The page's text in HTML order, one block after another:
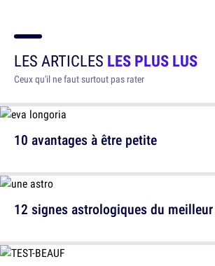
LES ARTICLES LES PLUS LUS
Ceux qu'il ne faut surtout pas rater
10 avantages à être petite
12 signes astrologiques du